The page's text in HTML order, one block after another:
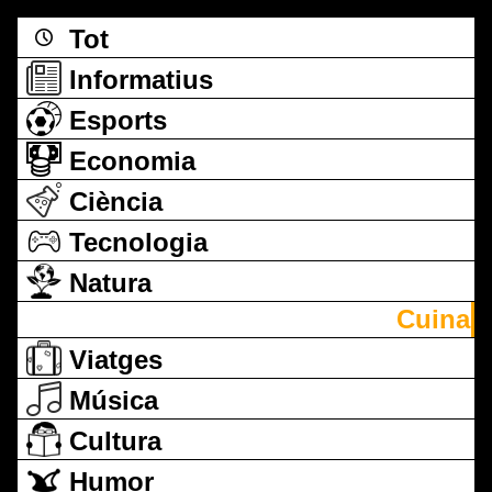
Tot
Informatius
Esports
Economia
Ciència
Tecnologia
Natura
Cuina
Viatges
Música
Cultura
Humor